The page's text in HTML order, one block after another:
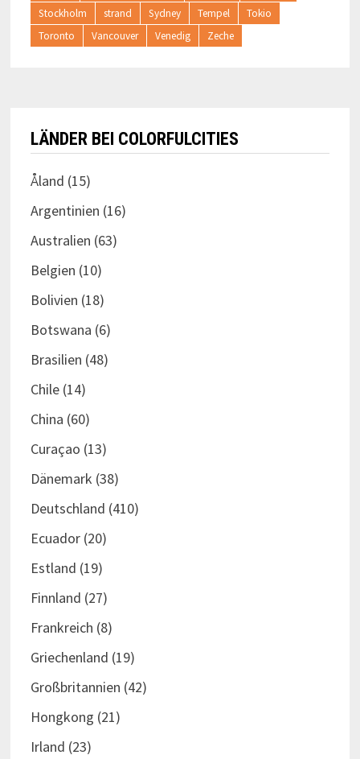
Stockholm strand Sydney Tempel
Tokio
Toronto
Vancouver Venedig Zeche
LÄNDER BEI COLORFULCITIES
Åland (15)
Argentinien (16)
Australien (63)
Belgien (10)
Bolivien (18)
Botswana (6)
Brasilien (48)
Chile(14)
China (60)
Curaçao (13)
Dänemark (38)
Deutschland (410)
Ecuador(20)
Estland (19)
Finnland (27)
Frankreich (8)
Griechenland (19)
Großbritannien (42)
Hongkong (21)
Irland (23)